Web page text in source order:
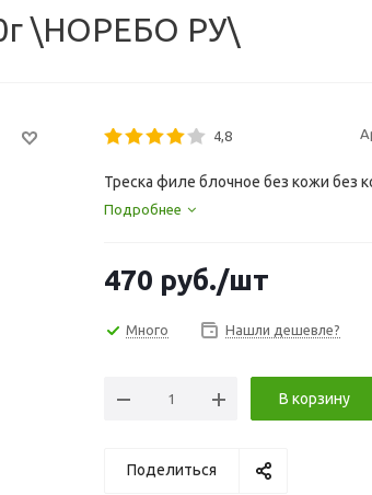
\НОРЕБО РУ\
4,8
Треска филе блочное без кожи без
Подробнее
470 руб./шт
Много Нашли дешевле?
В корзину
Поделиться